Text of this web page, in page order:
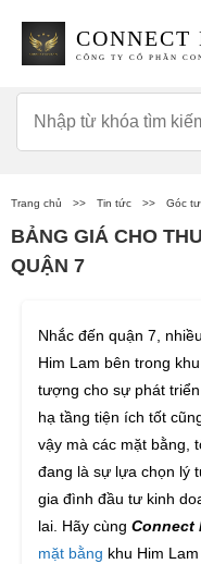
CONNECT
CÔNG TY CỔ PHẦN
Trang chủ >> Tin tức >> Góc
BẢNG GIÁ CHO
QUẬN 7
Nhắc đến quận 7,
Him Lam bên trong
tượng cho sự phát
hạ tầng tiện ích tốt
vậy mà các mặt bằng,
đang là sự lựa chọn lý
gia đình đầu tư kinh
lai. Hãy cùng Connect
mặt bằng khu Him